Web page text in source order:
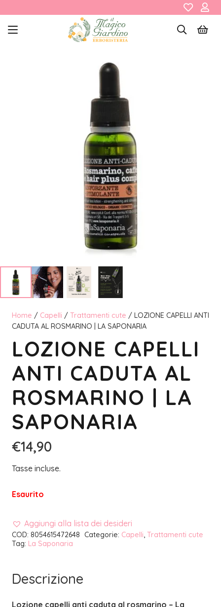
Home / Capelli / Trattamenti cute / LOZIONE CAPELLI ANTI
CADUTA AL ROSMARINO | LA SAPONARIA
LOZIONE CAPELLI
ANTI CADUTA AL
ROSMARINO | LA
SAPONARIA
€14,90
Tasse incluse.
Esaurito
Aggiungi alla lista dei desideri
COD: 8054615472648 Categorie: Capelli Trattamenti cute
Tag: La Saponaria
Descrizione
Lozione capelli anti caduta al rosmarino – La